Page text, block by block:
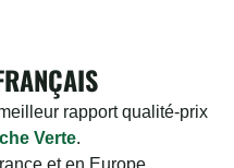
rapport qualité-prix
Verte.
et en Europe.